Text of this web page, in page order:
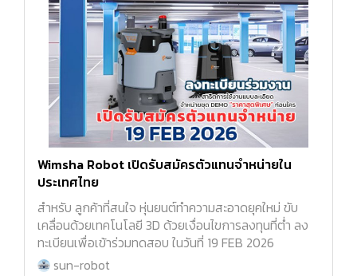
Wimsha Robot เปิดรับสมัครตัวแทนจำหน่ายใน
ประเทศไทย
สำหรับ ลูกค้าที่สนใจ หุ่นยนต์ทำความสะอาดยุคใหม่ ขับ
เคลื่อนด้วยเทคโนโลยี 3D ด้วยเงื่อนไขการลงทุนที่ต่ำ ลง
ทะเบียนเพื่อเข้าร่วมทดสอบ ในวันที่ 19 FEB 2026
sun-robot